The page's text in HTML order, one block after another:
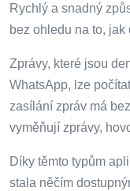
Rychlý a snadný
bez ohledu na to, jak
Zprávy, které jsou
WhatsApp, lze
zasílání zpráv má
vyměňují zprávy,
Díky těmto typům
stala něčím